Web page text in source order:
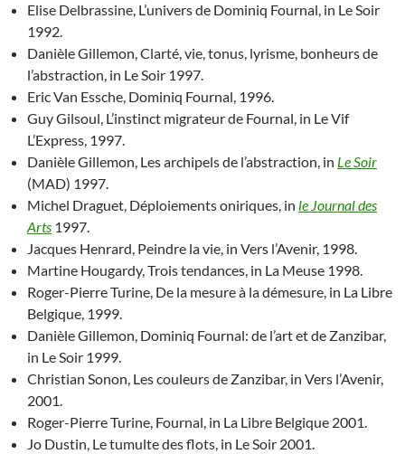
Elise Delbrassine, L’univers de Dominiq Fournal, in Le Soir
1992.
Danièle Gillemon, Clarté, vie, tonus, lyrisme, bonheurs de
l’abstraction, in Le Soir 1997.
Eric Van Essche, Dominiq Fournal, 1996.
Guy Gilsoul, L’instinct migrateur de Fournal, in Le Vif
L’Express, 1997.
Danièle Gillemon, Les archipels de l’abstraction, in Le Soir
(MAD) 1997.
Michel Draguet, Déploiements oniriques, in le Journal des
Arts 1997.
Jacques Henrard, Peindre la vie, in Vers l’Avenir, 1998.
Martine Hougardy, Trois tendances, in La Meuse 1998.
Roger-Pierre Turine, De la mesure à la démesure, in La Libre
Belgique, 1999.
Danièle Gillemon, Dominiq Fournal: de l’art et de Zanzibar,
in Le Soir 1999.
Christian Sonon, Les couleurs de Zanzibar, in Vers l’Avenir,
2001.
Roger-Pierre Turine, Fournal, in La Libre Belgique 2001.
Jo Dustin, Le tumulte des flots, in Le Soir 2001.